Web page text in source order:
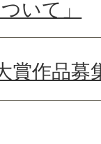
いて」
賞作品募